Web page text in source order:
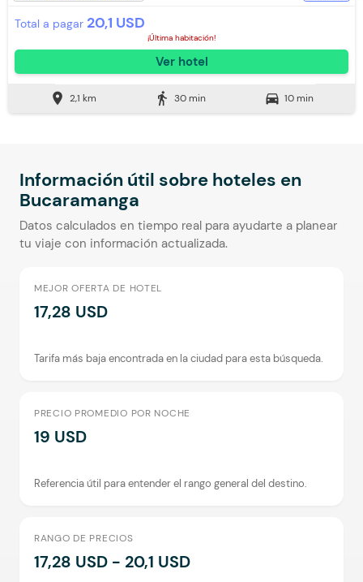
Ducha Toallas de cuerpo
Aceptan Mascotas
Aceptan Niños Toallas Aire acondicionado
Total a pagar 20,1 USD
¡Última habitación!
Ver hotel
location_on 2,1 km directions_walk 30 min directions_car 10 min
Información útil sobre hoteles en
Bucaramanga
Datos calculados en tiempo real para ayudarte a planear
tu viaje con información actualizada.
MEJOR OFERTA DE HOTEL
17,28 USD
Tarifa más baja encontrada en la ciudad para esta búsqueda.
PRECIO PROMEDIO POR NOCHE
19 USD
Referencia útil para entender el rango general del destino.
RANGO DE PRECIOS
17,28 USD - 20,1 USD